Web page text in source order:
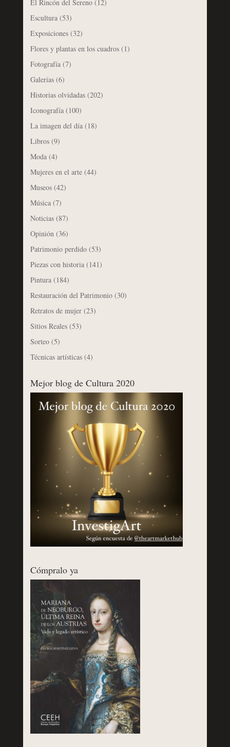
El Rincón del Sereno(12)
Escultura(53)
Exposiciones(32)
Flores y plantas en los cuadros(1)
Fotografía(7)
Galerías(6)
Historias olvidadas(202)
Iconografía(100)
La imagen del día(18)
Libros(9)
Moda(4)
Mujeres en el arte(44)
Museos(42)
Música(7)
Noticias(87)
Opinión(36)
Patrimonio perdido(53)
Piezas con historia(141)
Pintura(184)
Restauración del Patrimonio(30)
Retratos de mujer(23)
Sitios Reales(53)
Sorteo(5)
Técnicas artísticas(4)
Mejor blog de Cultura 2020
Cómpralo ya